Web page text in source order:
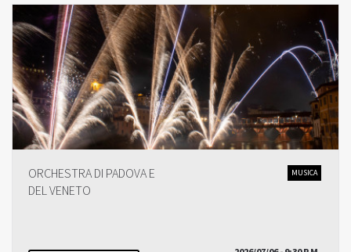
ORCHESTRA DI PADOVA E
DEL VENETO
MUSICA